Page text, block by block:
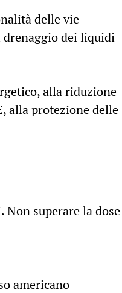
delle vie
dei liquidi
alla riduzione
alla protezione delle
Non superare la dose
americano